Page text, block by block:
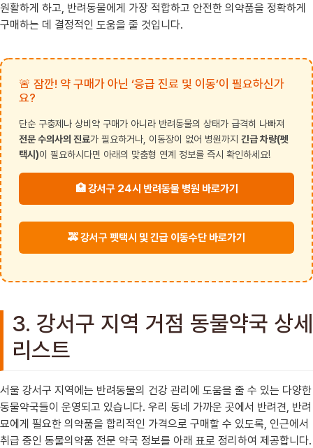
원활하게 하고, 반려동물에게 가장 적합하고 안전한 의약품을 정확하게
구매하는 데 결정적인 도움을 줄 것입니다.
🚨 잠깐! 약 구매가 아닌 ‘응급 진료 및 이동’이 필요하신가
요?
단순 구충제나 상비약 구매가 아니라 반려동물의 상태가 급격히 나빠져
전문 수의사의 진료가 필요하거나, 이동장이 없어 병원까지 긴급 차량(펫
택시)이 필요하시다면 아래의 맞춤형 연계 정보를 즉시 확인하세요!
🏥 강서구 24시 반려동물 병원 바로가기
🚕 강서구 펫택시 및 긴급 이동수단 바로가기
3. 강서구 지역 거점 동물약국 상세
리스트
서울 강서구 지역에는 반려동물의 건강 관리에 도움을 줄 수 있는 다양한
동물약국들이 운영되고 있습니다. 우리 동네 가까운 곳에서 반려견, 반려
묘에게 필요한 의약품을 합리적인 가격으로 구매할 수 있도록, 인근에서
취급 중인 동물의약품 전문 약국 정보를 아래 표로 정리하여 제공합니다.